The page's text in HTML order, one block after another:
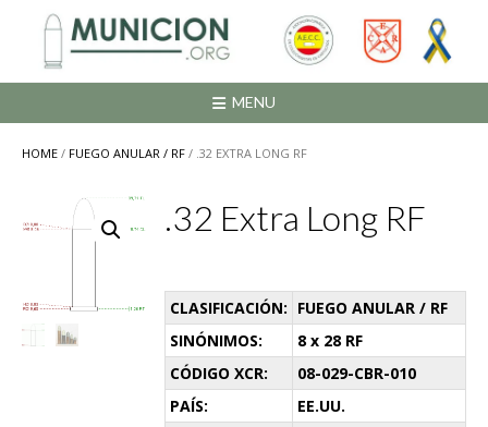
contenido
MENU
HOME / FUEGO ANULAR / RF / .32 EXTRA LONG RF
.32 Extra Long RF
CLASIFICACIÓN: FUEGO ANULAR / RF
SINÓNIMOS:
8 x 28 RF
CÓDIGO XCR:
08-029-CBR-010
PAÍS:
EE.UU.